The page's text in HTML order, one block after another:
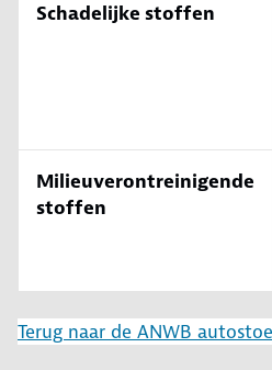
Schadelijke stoffen
Milieuverontreinigende
stoffen
Terug naar de ANWB